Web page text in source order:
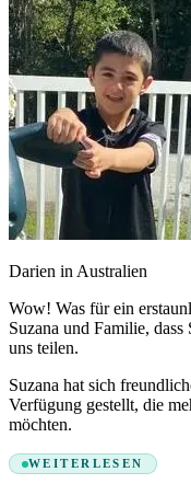
Darien in Australien
Wow! Was für ein
Suzana und Familie,
uns teilen.
Suzana hat sich
Verfügung gestellt, die
möchten.
WEITERLESEN